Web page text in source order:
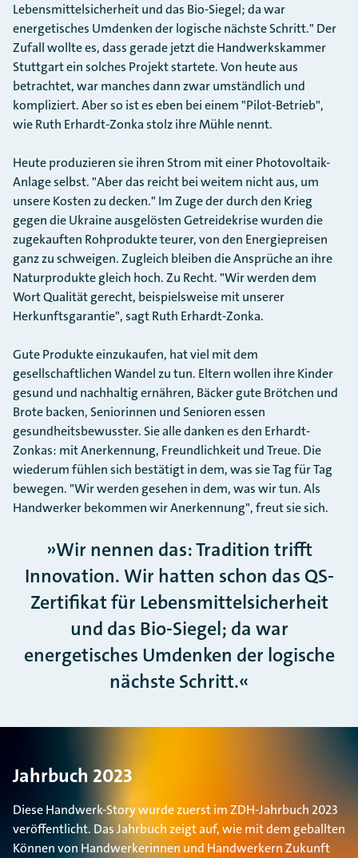
Lebensmittelsicherheit und das Bio-Siegel; da war
energetisches Umdenken der logische nächste Schritt." Der
Zufall wollte es, dass gerade jetzt die Handwerkskammer
Stuttgart ein solches Projekt startete. Von heute aus
betrachtet, war manches dann zwar umständlich und
kompliziert. Aber so ist es eben bei einem "Pilot-Betrieb",
wie Ruth Erhardt-Zonka stolz ihre Mühle nennt.
Heute produzieren sie ihren Strom mit einer Photovoltaik-
Anlage selbst. "Aber das reicht bei weitem nicht aus, um
unsere Kosten zu decken." Im Zuge der durch den Krieg
gegen die Ukraine ausgelösten Getreidekrise wurden die
zugekauften Rohprodukte teurer, von den Energiepreisen
ganz zu schweigen. Zugleich bleiben die Ansprüche an ihre
Naturprodukte gleich hoch. Zu Recht. "Wir werden dem
Wort Qualität gerecht, beispielsweise mit unserer
Herkunftsgarantie", sagt Ruth Erhardt-Zonka.
Gute Produkte einzukaufen, hat viel mit dem
gesellschaftlichen Wandel zu tun. Eltern wollen ihre Kinder
gesund und nachhaltig ernähren, Bäcker gute Brötchen und
Brote backen, Seniorinnen und Senioren essen
gesundheitsbewusster. Sie alle danken es den Erhardt-
Zonkas: mit Anerkennung, Freundlichkeit und Treue. Die
wiederum fühlen sich bestätigt in dem, was sie Tag für Tag
bewegen. "Wir werden gesehen in dem, was wir tun. Als
Handwerker bekommen wir Anerkennung", freut sie sich.
Wir nennen das: Tradition trifft
Innovation. Wir hatten schon das QS-
Zertifikat für Lebensmittelsicherheit
und das Bio-Siegel; da war
energetisches Umdenken der logische
nächste Schritt.
Jahrbuch 2023
Diese Handwerk-Story wurde zuerst im ZDH-Jahrbuch 2023
veröffentlicht. Das Jahrbuch zeigt auf, wie mit dem geballten
Können von Handwerkerinnen und Handwerkern Zukunft